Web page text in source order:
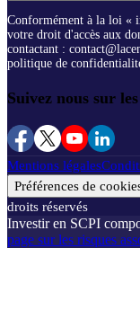
Conformément à la loi «
votre droit d'accès aux
contactant :
politique de
Suivez nous sur
Mentions légales
Préférences de
droits réservés
Investir en SCPI
page sur les risques